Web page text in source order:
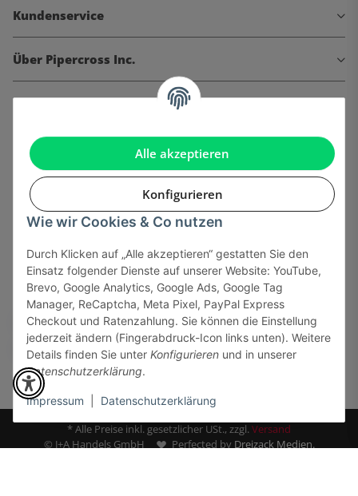
Alle akzeptieren
Konfigurieren
Wie wir Cookies & Co nutzen
Durch Klicken auf „Alle akzeptieren“ gestatten Sie den
Einsatz folgender Dienste auf unserer Website: YouTube,
Brevo, Google Analytics, Google Ads, Google Tag
Manager, ReCaptcha, Meta Pixel, PayPal Express
Checkout und Ratenzahlung. Sie können die Einstellung
jederzeit ändern (Fingerabdruck-Icon links unten). Weitere
Details finden Sie unter Konfigurieren und in unserer
Datenschutzerklärung.
Impressum Datenschutzerklärung
Kundenservice
Über Pipercross Inc.
Informationen
Gesetzliche Informationen
Sicher bezahlen via:
* Alle Preise inkl. gesetzlicher USt., zzgl.Versand
© J+A Handels GmbH
Perfected by Dreizack Medien.